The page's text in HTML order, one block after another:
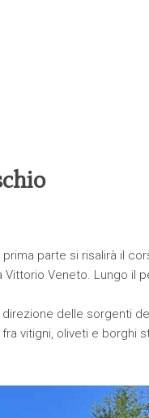
parte si risalirà il
Veneto. Lungo il
delle sorgenti
vitigni, oliveti e borghi